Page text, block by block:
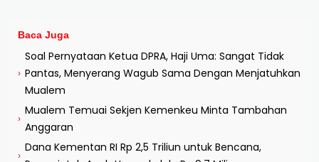
Baca Juga
›
Soal Pernyataan Ketua DPRA, Haji Uma: Sangat Tidak
Pantas, Menyerang Wagub Sama Dengan Menjatuhkan
Mualem
›
Mualem Temuai Sekjen Kemenkeu Minta Tambahan
Anggaran
›
Dana Kementan RI Rp 2,5 Triliun untuk Bencana,